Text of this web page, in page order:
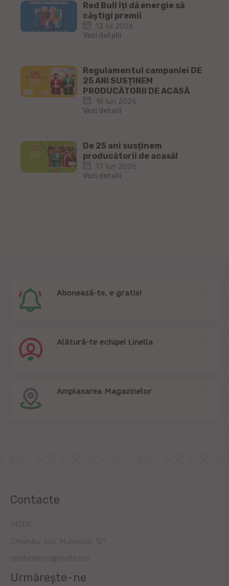
Red Bull îți dă energie să
câștigi premii
13 Iul 2026
Vezi detalii
Regulamentul campaniei DE
25 ANI SUSȚINEM
PRODUCĂTORII DE ACASĂ
18 Iun 2026
Vezi detalii
De 25 ani susținem
producătorii de acasă!
17 Iun 2026
Vezi detalii
Abonează-te, e gratis!
Alătură-te echipei Linella
Amplasarea Magazinelor
Contacte
14505
Chișinău, șos. Muncești, 121
relatiiclienti@linella.md
Urmărește-ne